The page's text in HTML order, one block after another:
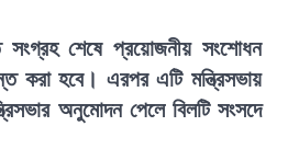
সংগ্রহ শেষে প্রয়োজনীয় সংশোধন
করা হবে। এরপর এটি মন্ত্রিসভায়
অনুমোদন পেলে বিলটি সংসদে